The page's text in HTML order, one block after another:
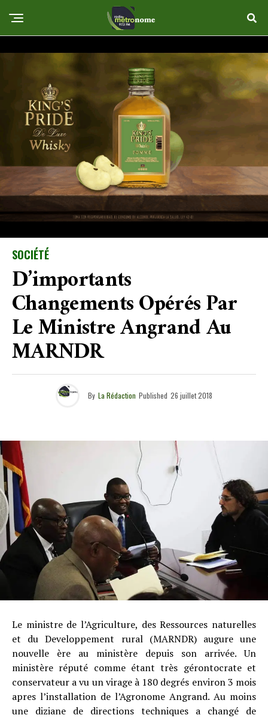
SOCIÉTÉ
D’importants
Changements Opérés Par
Le Ministre Angrand Au
MARNDR
By La Rédaction Published 26 juillet 2018
Le ministre de l’Agriculture, des Ressources naturelles
et du Developpement rural (MARNDR) augure une
nouvelle ère au ministère depuis son arrivée. Un
ministère réputé comme étant très gérontocrate et
conservateur a vu un virage à 180 degrés environ 3 mois
apres l’installation de l’Agronome Angrand. Au moins
une diziane de directions techniques a changé de